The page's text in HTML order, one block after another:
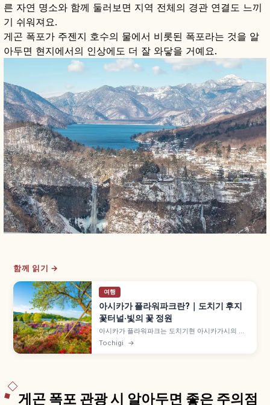
른 자연 명소와 함께 둘러보면 지역 전체의 경관 연결도 느끼
기 쉬워져요.
게곤 폭포가 주젠지 호수의 물에서 비롯된 폭포라는 것을 알
아두면 현지에서의 인상에도 더 잘 와닿을 거예요.
함께 읽기 →
여행
아시카가 플라워파크란?｜도치기 후지
꽃터널·빛의 꽃 정원
아시카가 플라워파크는 도치기현 아시카가시의 약
100,000㎡ 꽃 공원으로, 후지(등나무) 명소로 유명
합니다. 수령 150년 넘는 약 1,000㎡ '오오후지다
Tochigi →
게곤 폭포 관광 시 알아두면 좋은 주의점